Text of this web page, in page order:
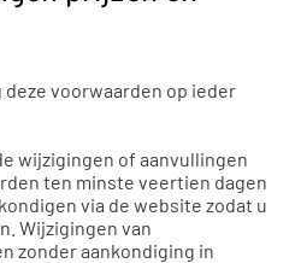
voorwaarden op ieder
wijzigingen of aanvullingen
ten minste veertien dagen
via de website zodat u
Wijzigingen van
zonder aankondiging in